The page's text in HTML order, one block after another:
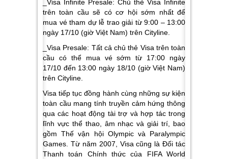
_Visa Infinite Presale: Chủ thẻ Visa Infinite
trên toàn cầu sẽ có cơ hội sớm nhất để
mua vé tham dự lễ trao giải từ 9:00 – 13:00
ngày 17/10 (giờ Việt Nam) trên Cityline.
_Visa Presale: Tất cả chủ thẻ Visa trên toàn
cầu có thể mua vé sớm từ 17:00 ngày
17/10 đến 13:00 ngày 18/10 (giờ Việt Nam)
trên Cityline.
Visa tiếp tục đồng hành cùng những sự kiện
toàn cầu mang tính truyền cảm hứng thông
qua các hoạt động tài trợ và hợp tác trong
lĩnh vực thể thao, âm nhạc và giải trí, bao
gồm Thế vận hội Olympic và Paralympic
Games. Từ năm 2007, Visa cũng là Đối tác
Thanh toán Chính thức của FIFA World